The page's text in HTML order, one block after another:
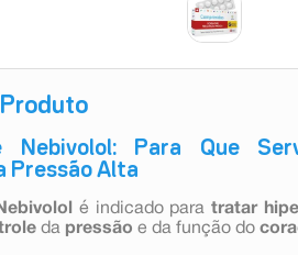
Nebivolol: Para Que
Pressão Alta
é indicado paratratar
da pressão e da função do